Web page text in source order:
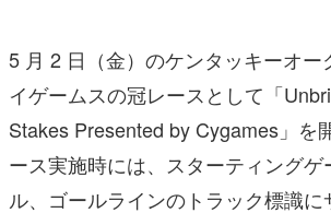
5 月 2 日（金）のケンタッキーオー
イゲームスの冠レースとして「
Stakes Presented by Cygames」を
ース実施時には、スターティングゲ
ル、ゴールラインのトラック標識に